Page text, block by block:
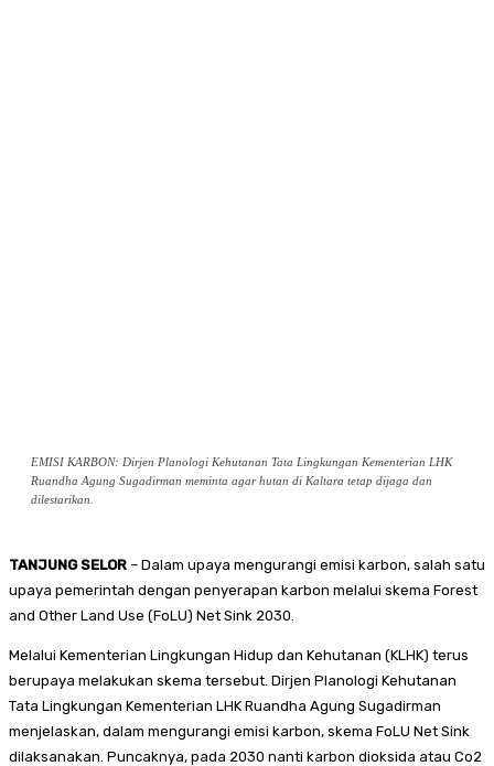
EMISI KARBON: Dirjen Planologi Kehutanan Tata Lingkungan Kementerian LHK
Ruandha Agung Sugadirman meminta agar hutan di Kaltara tetap dijaga dan
dilestarikan.
TANJUNG SELOR – Dalam upaya mengurangi emisi karbon, salah satu
upaya pemerintah dengan penyerapan karbon melalui skema Forest
and Other Land Use (FoLU) Net Sink 2030.
Melalui Kementerian Lingkungan Hidup dan Kehutanan (KLHK) terus
berupaya melakukan skema tersebut. Dirjen Planologi Kehutanan
Tata Lingkungan Kementerian LHK Ruandha Agung Sugadirman
menjelaskan, dalam mengurangi emisi karbon, skema FoLU Net Sink
dilaksanakan. Puncaknya, pada 2030 nanti karbon dioksida atau Co2